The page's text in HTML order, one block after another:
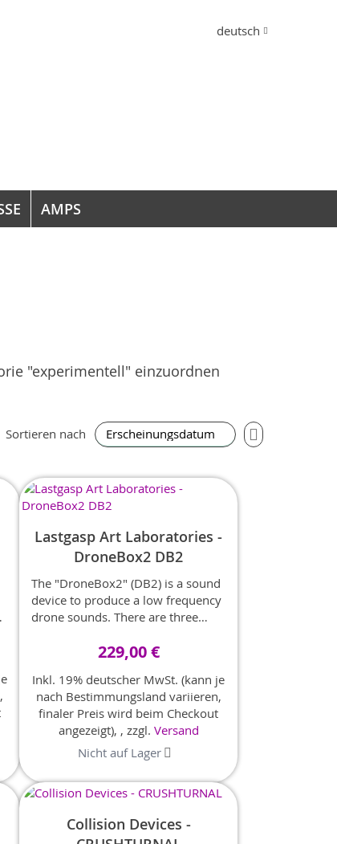
Sprache
deutsch
AMPS
"experimentell" einzuordnen
Sortieren nach In
aufsteigender
Lastgasp Art Laboratories -
DroneBox2 DB2
The "DroneBox2" (DB2) is a sound
device to produce a low frequency
drone sounds. There are three
different frequency ranges which
beating sounds.
229,00 €
Inkl. 19% deutscher MwSt. (kann je
nach Bestimmungsland variieren,
finaler Preis wird beim Checkout
angezeigt), , zzgl. Versand
Nicht auf Lager
Collision Devices -